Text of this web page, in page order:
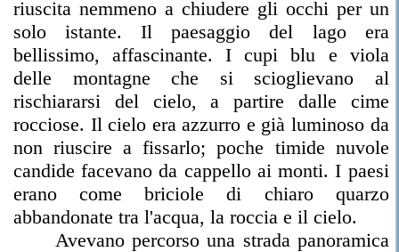
riuscita nemmeno a chiudere gli occhi per un
solo istante. Il paesaggio del lago era
bellissimo, affascinante. I cupi blu e viola
delle montagne che si scioglievano al
rischiararsi del cielo, a partire dalle cime
rocciose. Il cielo era azzurro e già luminoso da
non riuscire a fissarlo; poche timide nuvole
candide facevano da cappello ai monti. I paesi
erano come briciole di chiaro quarzo
abbandonate tra l'acqua, la roccia e il cielo.
Avevano percorso una strada panoramica